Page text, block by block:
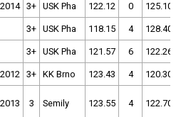
2014 3+ USK Pha 122.12 0 125.10
3+ USK Pha 118.15 4 128.40
3+ USK Pha 121.57 6 122.26
2012 3+ KK Brno 123.43 4 120.30
2013 3 Semily 123.55 4 122.70